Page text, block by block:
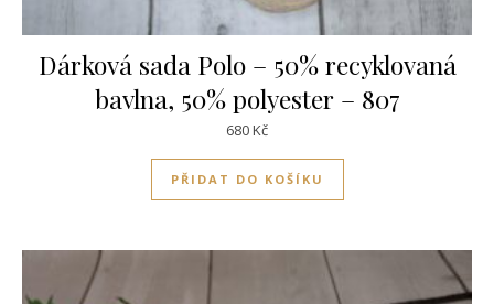
Dárková sada Polo – 50% recyklovaná
bavlna, 50% polyester – 807
680Kč
PŘIDAT DO KOŠÍKU